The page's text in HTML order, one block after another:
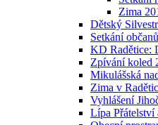
Zima
Dětský
Setkání
KD Radětice:
Zpívání koled
Mikulášská
Zima v
Vyhlášení
Lípa Přátelství